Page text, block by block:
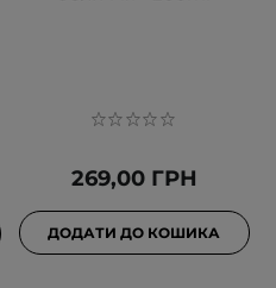
269,00 ГРН
ДОДАТИ ДО КОШИКА